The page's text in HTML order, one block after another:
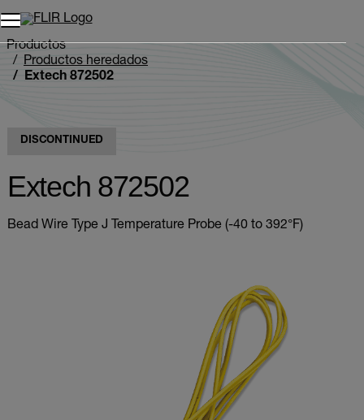
Unread messages
Modelo
Eliminar
artículos
artículo
Añadir al carro
Añadido al carro
Productos
Productos heredados
Extech 872502
DISCONTINUED
Extech 872502
Bead Wire Type J Temperature Probe (-40 to 392°F)